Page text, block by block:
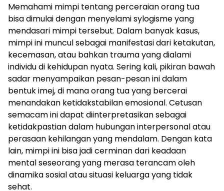
Memahami mimpi tentang perceraian orang tua
bisa dimulai dengan menyelami sylogisme yang
mendasari mimpi tersebut. Dalam banyak kasus,
mimpi ini muncul sebagai manifestasi dari ketakutan,
kecemasan, atau bahkan trauma yang dialami
individu di kehidupan nyata. Sering kali, pikiran bawah
sadar menyampaikan pesan-pesan ini dalam
bentuk imej, di mana orang tua yang bercerai
menandakan ketidakstabilan emosional. Cetusan
semacam ini dapat diinterpretasikan sebagai
ketidakpastian dalam hubungan interpersonal atau
perasaan kehilangan yang mendalam. Dengan kata
lain, mimpi ini bisa jadi cerminan dari keadaan
mental seseorang yang merasa terancam oleh
dinamika sosial atau situasi keluarga yang tidak
sehat.